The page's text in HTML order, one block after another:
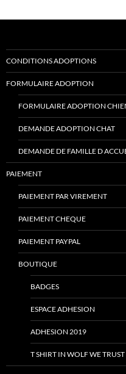
CONDITIONS ADOPTIONS
FORMULAIRE ADOPTION
FORMULAIRE ADOPTION
DEMANDE ADOPTION CHAT
DEMANDE DE FAMILLE D
PAIEMENT
PAIEMENT PAR VIREMENT
PAIEMENT CHEQUE
PAIEMENT PAYPAL
BOUTIQUE
BADGES
ESPACE ADHESION
ADHESION 2019
T SHIRT IN WOLF WE TRUST